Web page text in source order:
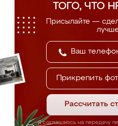
ТОГО, ЧТО
Присылайте —
Прикрепить
Рассчитать
Я соглашаюсь на передачу